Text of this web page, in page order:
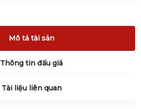
Mô tả tài sản
Thông tin đấu giá
Tài liệu liên quan